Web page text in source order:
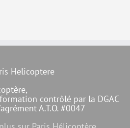
contrôlé par la DGAC
A.T.O. #0047